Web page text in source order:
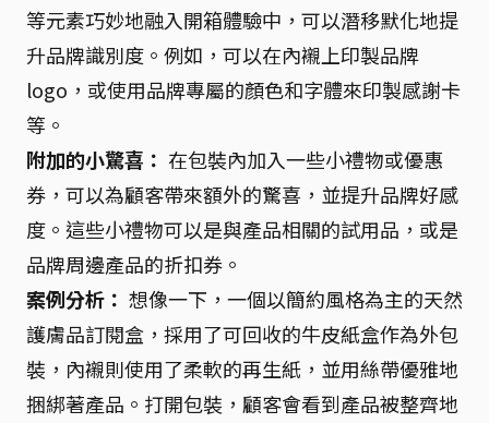
等元素巧妙地融入開箱體驗中，可以潛移默化地提
升品牌識別度。例如，可以在內襯上印製品牌
logo，或使用品牌專屬的顏色和字體來印製感謝卡
等。
附加的小驚喜： 在包裝內加入一些小禮物或優惠
券，可以為顧客帶來額外的驚喜，並提升品牌好感
度。這些小禮物可以是與產品相關的試用品，或是
品牌周邊產品的折扣券。
案例分析： 想像一下，一個以簡約風格為主的天然
護膚品訂閱盒，採用了可回收的牛皮紙盒作為外包
裝，內襯則使用了柔軟的再生紙，並用絲帶優雅地
捆綁著產品。打開包裝，顧客會看到產品被整齊地